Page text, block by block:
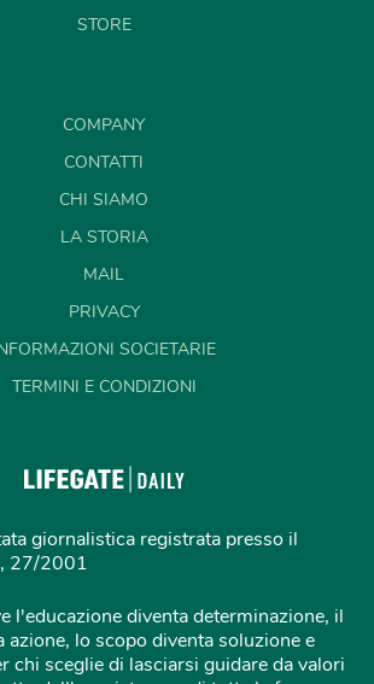
STORE
COMPANY
CONTATTI
CHI SIAMO
LA STORIA
MAIL
PRIVACY
SOCIETARIE
TERMINI E CONDIZIONI
giornalistica registrata presso il
27/2001
l'educazione diventa determinazione, il
azione, lo scopo diventa soluzione e
chi sceglie di lasciarsi guidare da valori